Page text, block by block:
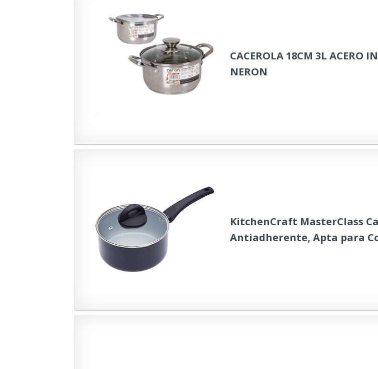
CACEROLA 18CM 3L ACERO
NERON
KitchenCraft MasterClass
Antiadherente, Apta para